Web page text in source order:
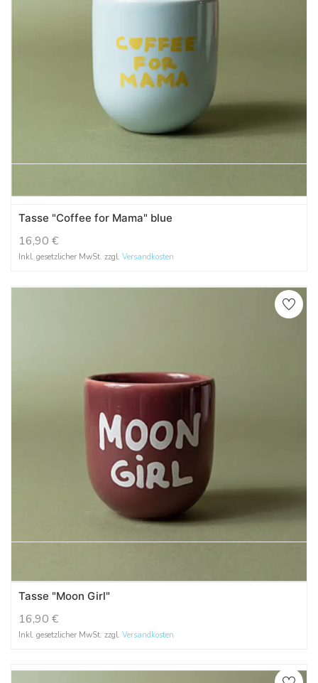
Tasse "Coffee for Mama" blue
16,90 €
Inkl. gesetzlicher MwSt. zzgl. Versandkosten
Tasse "Moon Girl"
16,90 €
Inkl. gesetzlicher MwSt. zzgl. Versandkosten